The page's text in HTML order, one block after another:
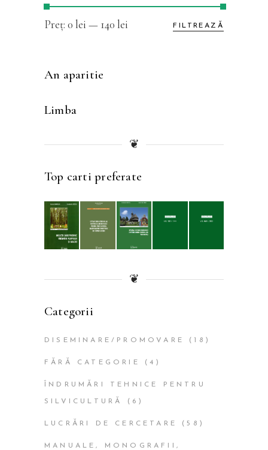
Preț
Preț
FILTREAZĂ
Preț: 0 lei — 140 lei
An aparitie
Limba
❦
Top carti preferate
❦
Categorii
DISEMINARE/PROMOVARE (18)
FĂRĂ CATEGORIE (4)
ÎNDRUMĂRI TEHNICE PENTRU
SILVICULTURĂ (6)
LUCRĂRI DE CERCETARE (58)
MANUALE, MONOGRAFII,